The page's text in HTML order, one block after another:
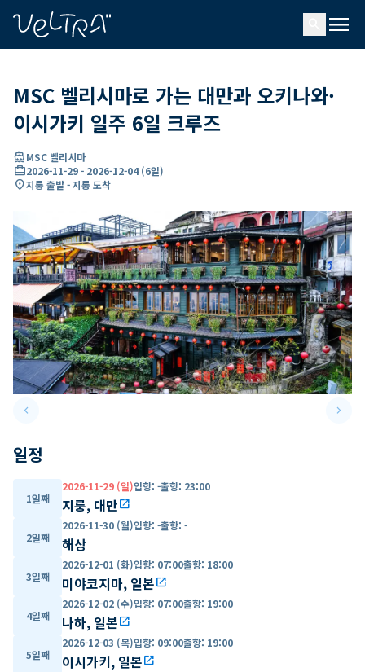
menu
MSC 벨리시마로 가는 대만과 오키나와·
이시가키 일주 6일 크루즈
directions_boatMSC 벨리시마
card_travel2026-11-29- 2026-12-04(6일)
location_on지룽 출발 - 지룽 도착
keyboard_arrow_leftPrevious slide keyboard_arrow_right
일정
1일째
2026-11-29 (일)입항: -출항: 23:00
지룽, 대만open_in_new
2일째
2026-11-30 (월)입항: -출항: -
해상
3일째
2026-12-01 (화)입항: 07:00출항: 18:00
미야코지마, 일본open_in_new
4일째
2026-12-02 (수)입항: 07:00출항: 19:00
나하, 일본open_in_new
5일째
2026-12-03 (목)입항: 09:00출항: 19:00
이시가키, 일본open_in_new